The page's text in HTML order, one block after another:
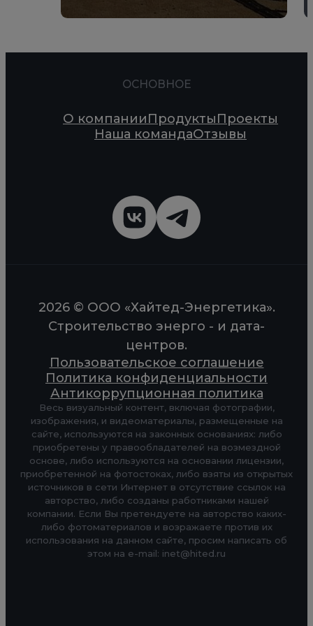
ОСНОВНОЕ
О компанииПродуктыПроекты
Наша командаОтзывы
2026 © ООО «Хайтед-Энергетика».
Строительство энерго - и дата-
центров.
Пользовательское соглашение
Политика конфиденциальности
Антикоррупционная политика
Весь визуальный контент, включая фотографии,
изображения, и видеоматериалы, размещенные на
сайте, используются на законных основаниях: либо
приобретены у правообладателей на возмездной
основе, либо используются на основании лицензии,
приобретенной на фотостоках, либо взяты из открытых
источников в сети Интернет в отсутствие ссылок на
авторство, либо созданы работниками нашей
компании. Если Вы претендуете на авторство каких-
либо фотоматериалов и возражаете против их
использования на данном сайте, просим написать об
этом на e-mail: inet@hited.ru